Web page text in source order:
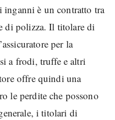
inganni è un contratto tra
di polizza. Il titolare di
per la
a frodi, truffe e altri
offre quindi una
le perdite che possono
i titolari di